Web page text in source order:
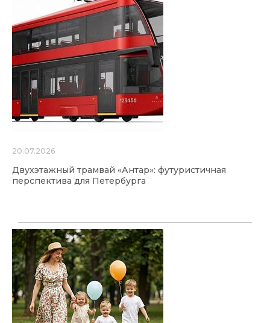
20.07.2026
Двухэтажный трамвай «Антар»: футуристичная
перспектива для Петербурга